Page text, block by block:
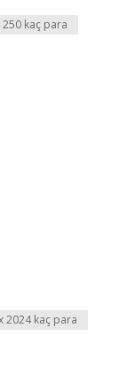
kaç para
2024 kaç para